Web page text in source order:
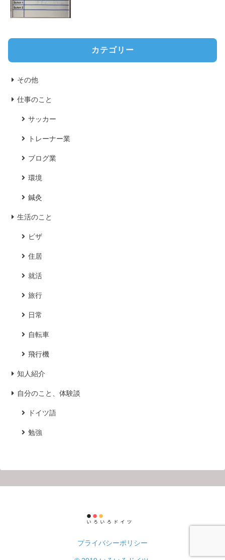
カテゴリー
その他
仕事のこと
サッカー
トレーナー業
ブログ業
環境
鍼灸
生活のこと
ビザ
住居
就活
旅行
日常
自転車
飛行機
知人紹介
自分のこと、体験談
ドイツ語
勉強
プライバシーポリシー